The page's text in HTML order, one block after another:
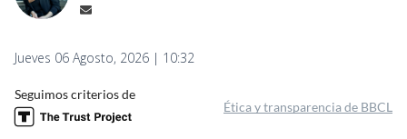
Jueves 06 Agosto, 2026 | 10:32
Seguimos criterios de
Ética y transparencia de BBCL